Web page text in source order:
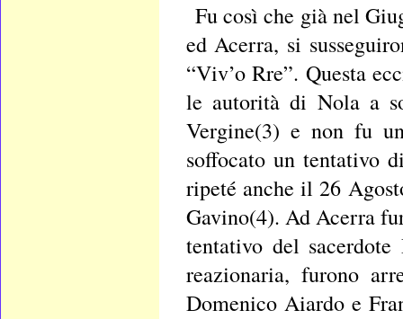
Fu così che già nel
ed Acerra, si
“Viv’o Rre”. Questa
le autorità di Nola a
Vergine(3) e non fu
soffocato un tentativo
ripeté anche il 26
Gavino(4). Ad Acerra
tentativo del
reazionaria, furono
Domenico Aiardo e